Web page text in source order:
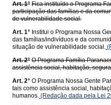
Art. 1° Fica instituído o Programa
participação das famílias e da
de vulnerabilidade social.
Art. 1° Institui o Programa Nossa
das famílias/indivíduos e da
situação de vulnerabilidade social.
Art. 2° O Programa Família
assistência social, habitação,
Art. 2° O Programa Nossa Gente
tais como assistência social,
humanos. (Redação dada pela Lei